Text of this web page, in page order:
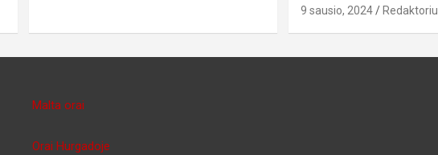
9 sausio, 2024
Malta orai
Orai Hurgadoje